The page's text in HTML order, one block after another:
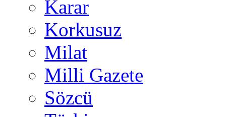
Karar
Korkusuz
Milat
Milli Gazete
Sözcü